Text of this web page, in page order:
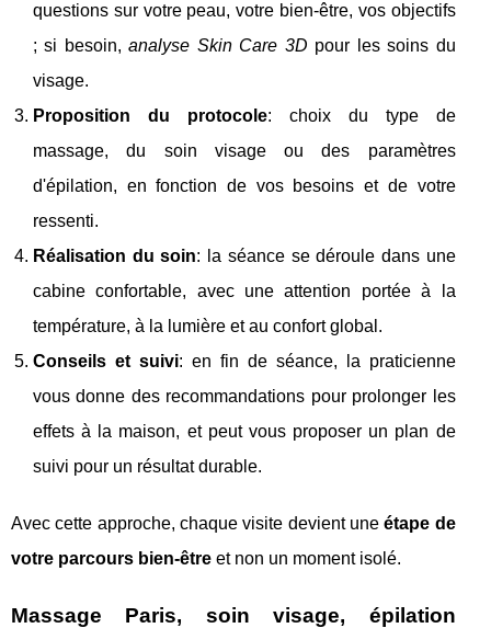
questions sur votre peau, votre bien-être, vos objectifs
; si besoin,analyse Skin Care 3D pour les soins du
visage.
Proposition du protocole: choix du type de
massage, du soin visage ou des paramètres
d'épilation, en fonction de vos besoins et de votre
ressenti.
Réalisation du soin: la séance se déroule dans une
cabine confortable, avec une attention portée à la
température, à la lumière et au confort global.
Conseils et suivi: en fin de séance, la praticienne
vous donne des recommandations pour prolonger les
effets à la maison, et peut vous proposer un plan de
suivi pour un résultat durable.
Avec cette approche, chaque visite devient uneétape de
votre parcours bien-être et non un moment isolé.
Massage Paris, soin visage, épilation